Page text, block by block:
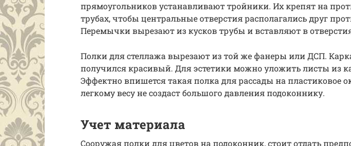
прямоугольников устанавливают тройники. Их крепят на
трубах, чтобы центральные отверстия располагались друг
Перемычки вырезают из кусков трубы и вставляют в
Полки для стеллажа вырезают из той же фанеры или ДСП.
получился красивый. Для эстетики можно уложить листы из
Эффектно впишется такая полка для рассады на пластиковое
легкому весу не создаст большого давления подоконнику.
Учет материала
Сооружая полки для цветов на подоконник, стоит отдать